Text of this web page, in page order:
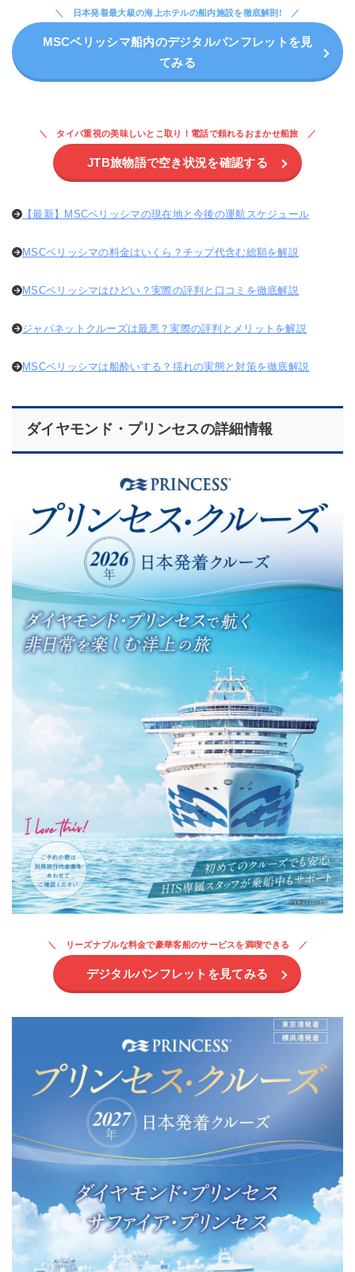
日本発着最大級の海上ホテルの船内施設を徹底解剖!
MSCベリッシマ船内のデジタルパンフレットを見
てみる
タイパ重視の美味しいとこ取り！電話で頼れるおまかせ船旅
JTB旅物語で空き状況を確認する
【最新】MSCベリッシマの現在地と今後の運航スケジュール
MSCベリッシマの料金はいくら？チップ代含む総額を解説
MSCベリッシマはひどい？実際の評判と口コミを徹底解説
ジャパネットクルーズは最悪？実際の評判とメリットを解説
MSCベリッシマは船酔いする？揺れの実態と対策を徹底解説
ダイヤモンド・プリンセスの詳細情報
リーズナブルな料金で豪華客船のサービスを満喫できる
デジタルパンフレットを見てみる